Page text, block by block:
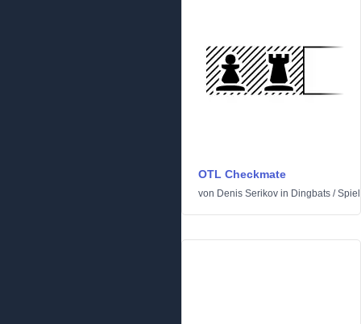
OTL Checkmate
von Denis Serikov in Dingbats /